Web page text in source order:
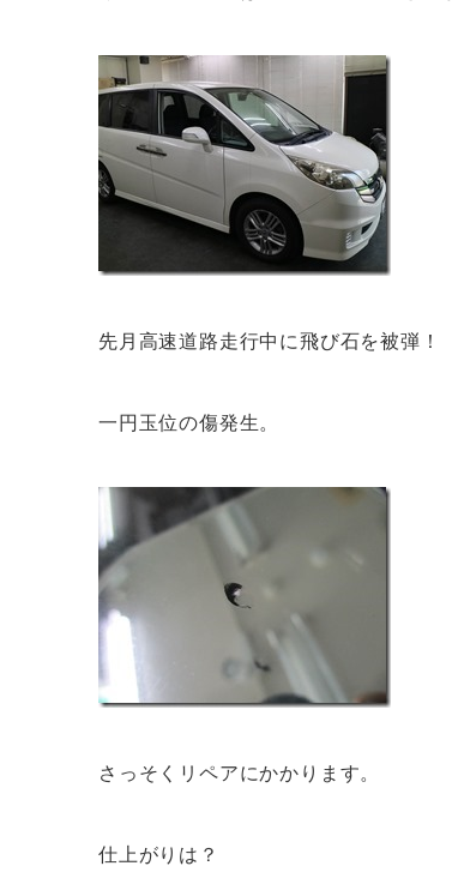
先月高速道路走行中に飛び石を被弾！
一円玉位の傷発生。
さっそくリペアにかかります。
仕上がりは？